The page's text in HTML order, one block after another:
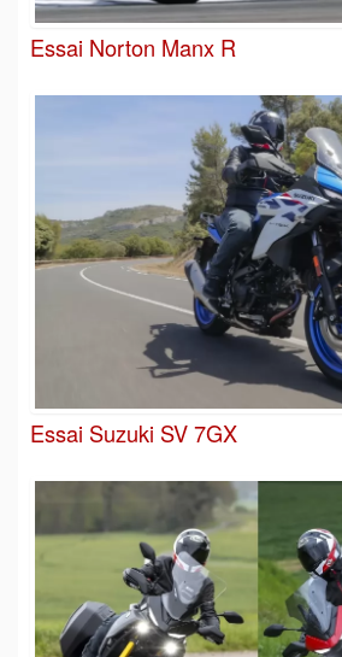
Essai Norton Manx R
Essai Suzuki SV 7GX